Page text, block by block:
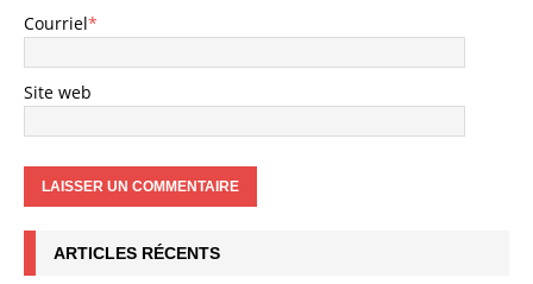
Courriel*
Site web
ARTICLES RÉCENTS